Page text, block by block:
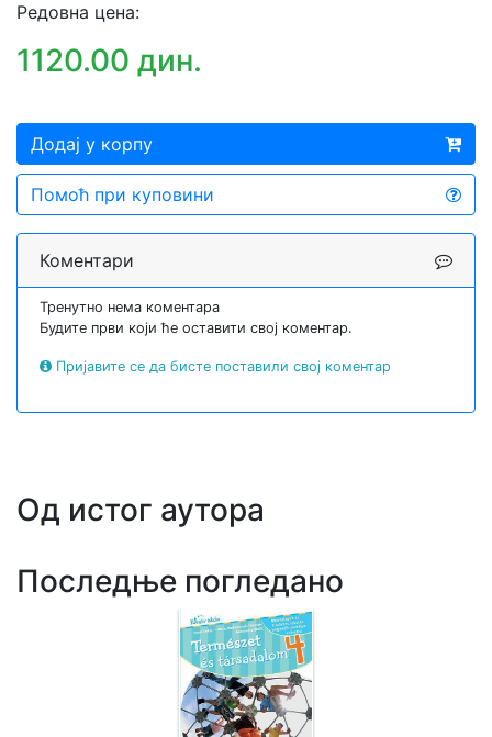
Редовна цена:
1120.00 дин.
Додај у корпу
Помоћ при куповини
Коментари
Тренутно нема коментара
Будите први који ће оставити свој коментар.
Пријавите се да бисте поставили свој коментар
Од истог аутора
Последње погледано